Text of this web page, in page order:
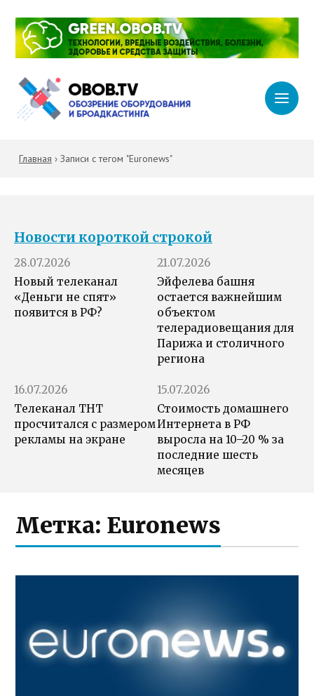
Главная › Записи с тегом "Euronews"
Новости короткой строкой
28.07.2026
Новый телеканал
«Деньги не спят»
появится в РФ?
21.07.2026
Эйфелева башня
остается важнейшим
объектом
телерадиовещания для
Парижа и столичного
региона
16.07.2026
Телеканал ТНТ
просчитался с размером
рекламы на экране
15.07.2026
Стоимость домашнего
Интернета в РФ
выросла на 10–20 % за
последние шесть
месяцев
Метка: Euronews